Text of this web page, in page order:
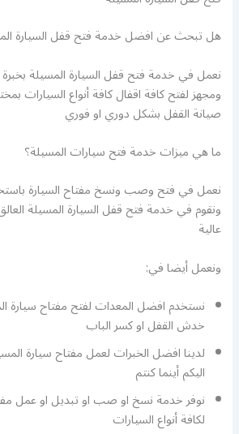
هل تبحث عن افضل خدمة فتح قفل السيارة
نعمل في خدمة فتح قفل السيارة المسيلة
ومجهز لفتح كافة اقفال كافة أنواع السيارات
صيانة القفل بشكل دوري او فوري
ما هي ميزات خدمة فتح سيارات المسيلة؟
نعمل في فتح وصب ونسخ مفتاح السيارة
ونقوم في خدمة فتح قفل السيارة المسيلة
عالية
ونعمل أيضا في:
نستخدم افضل المعدات لفتح مفتاح سيارة
خدش القفل او كسر الباب
لدينا افضل الخبرات لعمل مفتاح سيارة
اليكم أينما كنتم
نوفر خدمة نسخ او صب او تبديل او عمل
لكافة أنواع السيارات